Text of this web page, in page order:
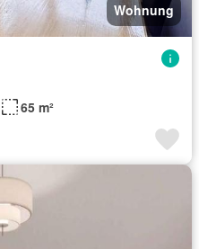
Wohnung
65 m²